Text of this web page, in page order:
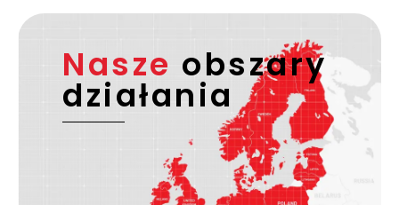
specyficznych potrzeb transportowych i wymagań
obszary
działania